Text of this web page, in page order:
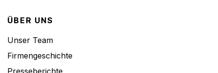
ÜBER UNS
Unser Team
Firmengeschichte
Presseberichte